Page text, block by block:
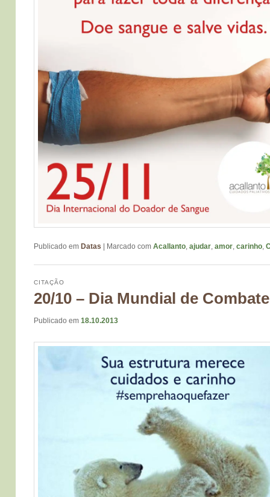
Publicado em Datas | Marcado com Acallanto ajudar amor carinho
20/10 – Dia Mundial de
CITAÇÃO
Publicado em 18.10.2013